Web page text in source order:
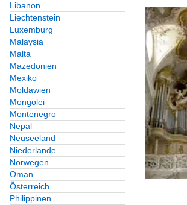
Libanon
Liechtenstein
Luxemburg
Malaysia
Malta
Mazedonien
Mexiko
Moldawien
Mongolei
Montenegro
Nepal
Neuseeland
Niederlande
Norwegen
Oman
Österreich
Philippinen